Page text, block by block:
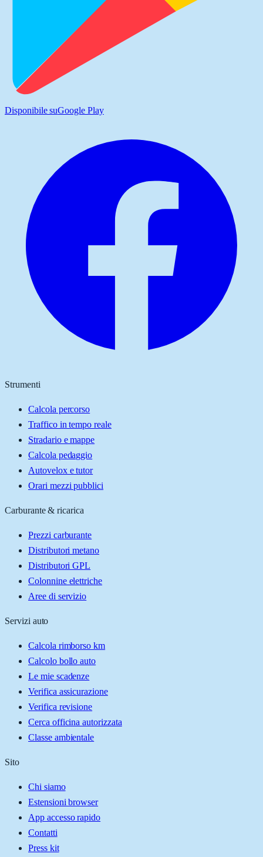
Disponibile suGoogle Play
Strumenti
Calcola percorso
Traffico in tempo reale
Stradario e mappe
Calcola pedaggio
Autovelox e tutor
Orari mezzi pubblici
Carburante & ricarica
Prezzi carburante
Distributori metano
Distributori GPL
Colonnine elettriche
Aree di servizio
Servizi auto
Calcola rimborso km
Calcolo bollo auto
Le mie scadenze
Verifica assicurazione
Verifica revisione
Cerca officina autorizzata
Classe ambientale
Sito
Chi siamo
Estensioni browser
App accesso rapido
Contatti
Press kit